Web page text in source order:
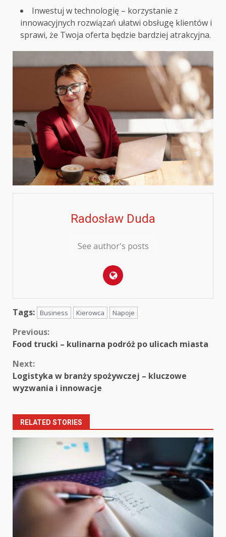
Inwestuj w technologię – korzystanie z
innowacyjnych rozwiązań ułatwi obsługę klientów i
sprawi, że Twoja oferta będzie bardziej atrakcyjna.
Radosław Duda
See author's posts
Tags: Business Kierowca Napoje
Continue
Previous:
Food trucki – kulinarna podróż po ulicach miasta
Next:
Logistyka w branży spożywczej – kluczowe
wyzwania i innowacje
RELATED STORIES